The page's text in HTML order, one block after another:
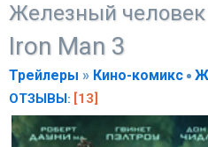
Железный человек
Iron Man 3
Трейлеры » Кино-комикс
ОТЗЫВЫ: [13]